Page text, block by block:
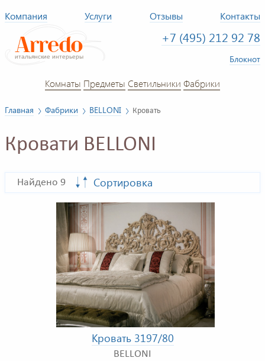
Компания Услуги Отзывы Контакты
+7 (495) 212 92 78
Блокнот
Комнаты Предметы Светильники Фабрики
Главная Фабрики BELLONI Кровать
Кровати BELLONI
Найдено 9 Сортировка
Кровать 3197/80
BELLONI